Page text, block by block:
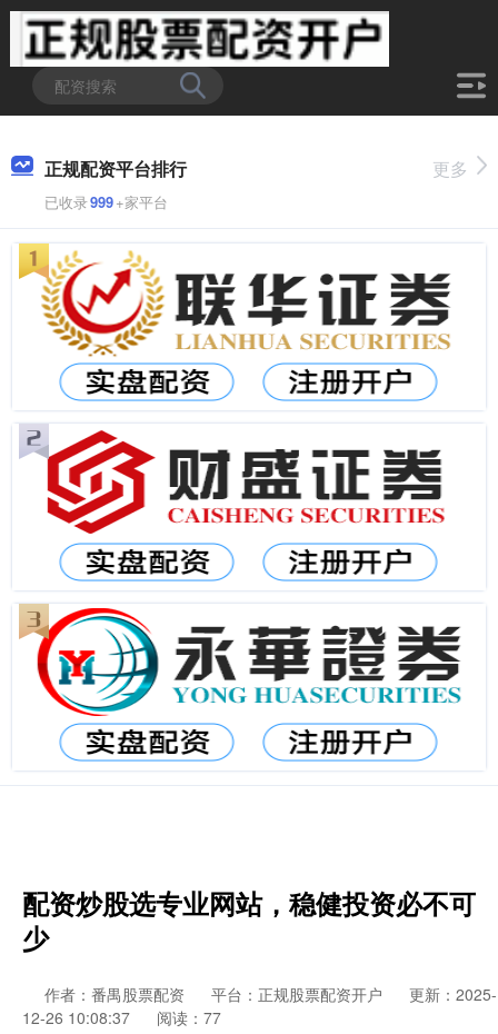
正规配资平台排行
已收录999+家平台
更多
配资炒股选专业网站，稳健投资必不可
少
作者：番禺股票配资 平台：正规股票配资开户
更新：2025-
12-26 10:08:37
阅读：77